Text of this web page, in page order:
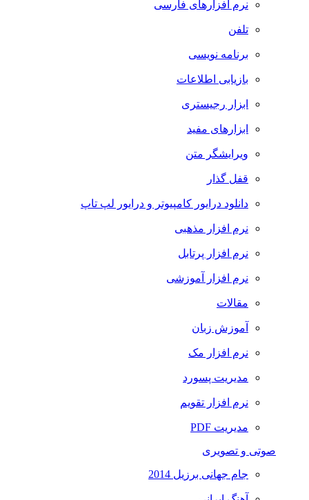
نرم افزارهای فارسی
برنامه نویسی
بازیابی اطلاعات
ابزار رجیستری
ابزارهای مفید
ویرایشگر متن
قفل گذار
دانلود درایور کامپیوتر و درایور لپ تاپ
نرم افزار مذهبی
نرم افزار پرتابل
نرم افزار آموزشی
مقالات
آموزش زبان
نرم افزار مک
مدیریت پسورد
نرم افزار تقویم
مدیریت PDF
و تصویری
جام جهانی برزیل 2014